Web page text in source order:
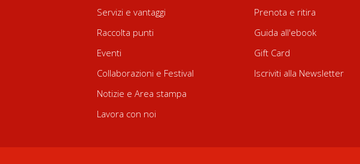
Servizi e vantaggi
Raccolta punti
Eventi
Collaborazioni e Festival
Notizie e Area stampa
Lavora con noi
Prenota e ritira
Guida all'ebook
Gift Card
Iscriviti alla Newsletter